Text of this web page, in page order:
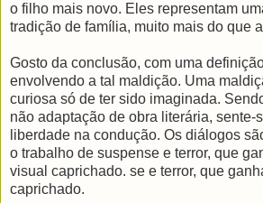
o filho mais novo. Eles representam
tradição de família, muito mais do que
Gosto da conclusão, com uma
envolvendo a tal maldição. Uma
curiosa só de ter sido imaginada.
não adaptação de obra literária, sente-
liberdade na condução. Os diálogos
o trabalho de suspense e terror, que
visual caprichado. se e terror, que
caprichado.